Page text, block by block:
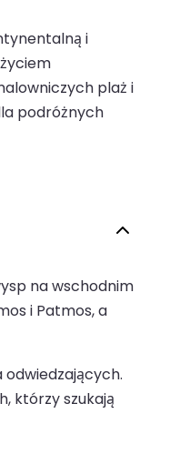
i
plaż i
podróżnych
na wschodnim
i Patmos, a
którzy szukają